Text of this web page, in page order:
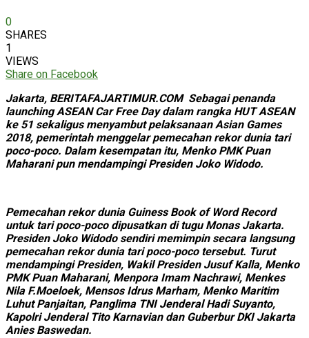
0
SHARES
1
VIEWS
Share on Facebook
Jakarta, BERITAFAJARTIMUR.COM Sebagai penanda
launching ASEAN Car Free Day dalam rangka HUT ASEAN
ke 51 sekaligus menyambut pelaksanaan Asian Games
2018, pemerintah menggelar pemecahan rekor dunia tari
poco-poco. Dalam kesempatan itu, Menko PMK Puan
Maharani pun mendampingi Presiden Joko Widodo.
Pemecahan rekor dunia Guiness Book of Word Record
untuk tari poco-poco dipusatkan di tugu Monas Jakarta.
Presiden Joko Widodo sendiri memimpin secara langsung
pemecahan rekor dunia tari poco-poco tersebut. Turut
mendampingi Presiden, Wakil Presiden Jusuf Kalla, Menko
PMK Puan Maharani, Menpora Imam Nachrawi, Menkes
Nila F.Moeloek, Mensos Idrus Marham, Menko Maritim
Luhut Panjaitan, Panglima TNI Jenderal Hadi Suyanto,
Kapolri Jenderal Tito Karnavian dan Guberbur DKI Jakarta
Anies Baswedan.